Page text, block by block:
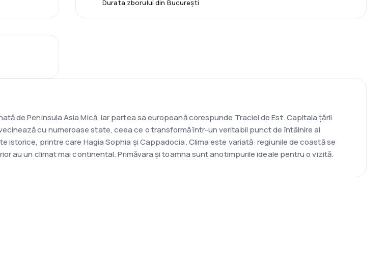
Durata zborului din București
de Peninsula Asia Mică, iar partea sa europeană corespunde Traciei de Est. Capitala țării
cu numeroase state, ceea ce o transformă într-un veritabil punct de întâlnire al
istorice, printre care Hagia Sophia și Cappadocia. Clima este variată: regiunile de coastă se
au un climat mai continental. Primăvara și toamna sunt anotimpurile ideale pentru o vizită.